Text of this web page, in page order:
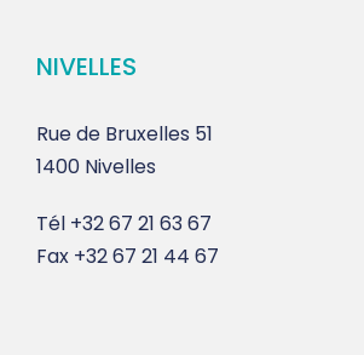
NIVELLES
Rue de Bruxelles 51
1400 Nivelles
Tél +32 67 21 63 67
Fax +32 67 21 44 67